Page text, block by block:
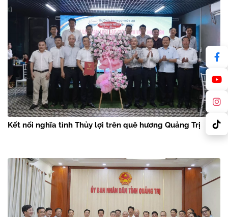
Kết nối nghĩa tình Thủy lợi trên quê hương Quảng Trị